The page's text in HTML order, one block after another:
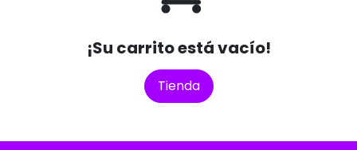
¡Su carrito está vacío!
Tienda